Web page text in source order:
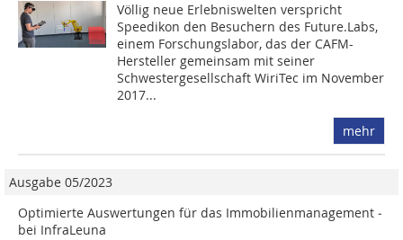
Völlig neue Erlebniswelten verspricht
Speedikon den Besuchern des Future.Labs,
einem Forschungslabor, das der CAFM-
Hersteller gemeinsam mit seiner
Schwestergesellschaft WiriTec im November
2017...
mehr
Ausgabe 05/2023
Optimierte Auswertungen für das Immobilienmanagement ­
bei ­InfraLeuna